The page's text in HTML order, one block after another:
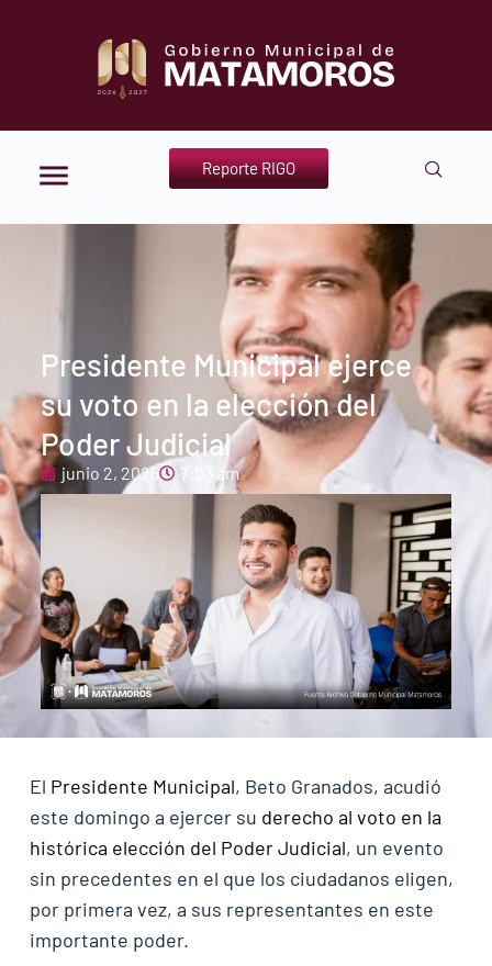
Reporte RIGO
Presidente Municipal ejerce
su voto en la elección del
Poder Judicial
junio 2, 2025 7:03 am
El Presidente Municipal, Beto Granados, acudió
este domingo a ejercer su derecho al voto en la
histórica elección del Poder Judicial, un evento
sin precedentes en el que los ciudadanos eligen,
por primera vez, a sus representantes en este
importante poder.